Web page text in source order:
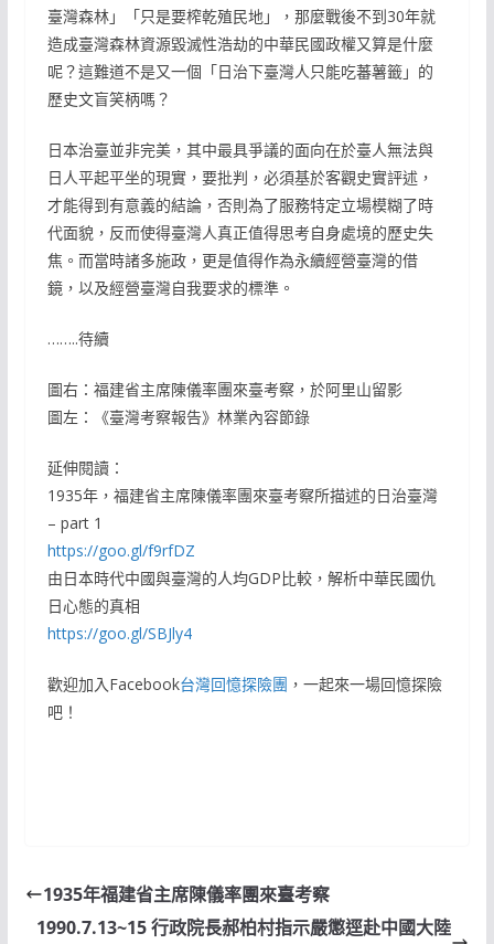
臺灣森林」「只是要榨乾殖民地」，那麼戰後不到30年就
造成臺灣森林資源毀滅性浩劫的中華民國政權又算是什麼
呢？這難道不是又一個「日治下臺灣人只能吃蕃薯籤」的
歷史文盲笑柄嗎？
日本治臺並非完美，其中最具爭議的面向在於臺人無法與
日人平起平坐的現實，要批判，必須基於客觀史實評述，
才能得到有意義的結論，否則為了服務特定立場模糊了時
代面貌，反而使得臺灣人真正值得思考自身處境的歷史失
焦。而當時諸多施政，更是值得作為永續經營臺灣的借
鏡，以及經營臺灣自我要求的標準。
……..待續
圖右：福建省主席陳儀率團來臺考察，於阿里山留影
圖左：《臺灣考察報告》林業內容節錄
延伸閱讀：
1935年，福建省主席陳儀率團來臺考察所描述的日治臺灣
– part 1
https://goo.gl/f9rfDZ
由日本時代中國與臺灣的人均GDP比較，解析中華民國仇
日心態的真相
https://goo.gl/SBJly4
歡迎加入Facebook台灣回憶探險團 ，一起來一場回憶探險
吧！
1935年福建省主席陳儀率團來臺考察
1990.7.13~15 行政院長郝柏村指示嚴懲逕赴中國大陸